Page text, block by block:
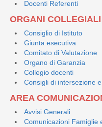
Docenti Referenti
ORGANI COLLEGIALI
Consiglio di Istituto
Giunta esecutiva
Comitato di Valutazione
Organo di Garanzia
Collegio docenti
Consigli di intersezione
AREA
Avvisi Generali
Comunicazioni Famiglie